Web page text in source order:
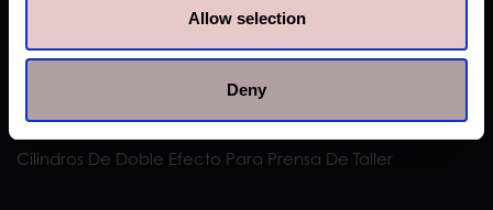
Allow selection
Deny
Cilindros De Doble Efecto Para Prensa De Taller